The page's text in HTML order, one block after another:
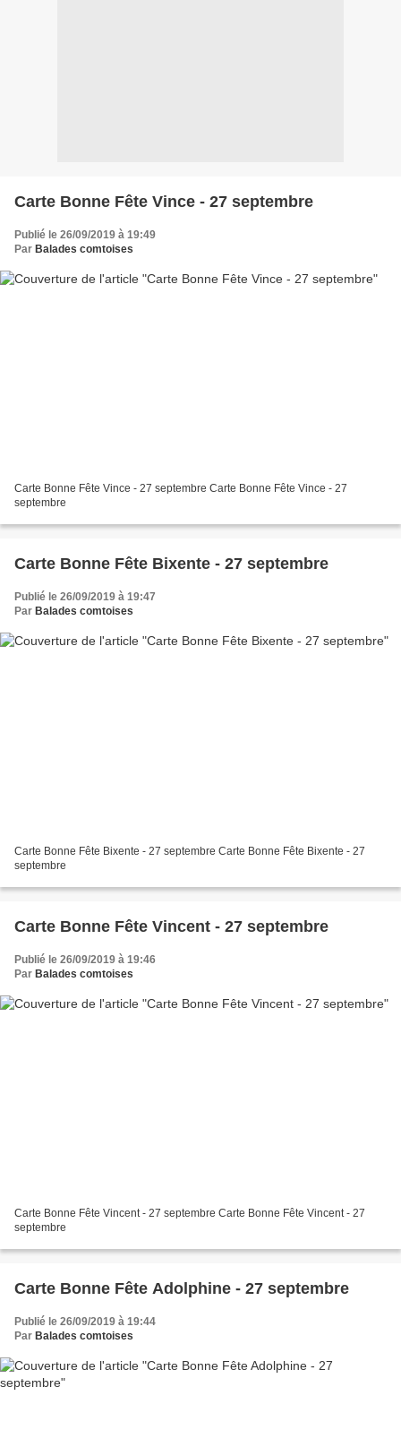
Carte Bonne Fête Vince - 27 septembre
Publié le 26/09/2019 à 19:49
Par Balades comtoises
Carte Bonne Fête Vince - 27 septembre Carte Bonne Fête Vince - 27
septembre
Carte Bonne Fête Bixente - 27 septembre
Publié le 26/09/2019 à 19:47
Par Balades comtoises
Carte Bonne Fête Bixente - 27 septembre Carte Bonne Fête Bixente - 27
septembre
Carte Bonne Fête Vincent - 27 septembre
Publié le 26/09/2019 à 19:46
Par Balades comtoises
Carte Bonne Fête Vincent - 27 septembre Carte Bonne Fête Vincent - 27
septembre
Carte Bonne Fête Adolphine - 27 septembre
Publié le 26/09/2019 à 19:44
Par Balades comtoises